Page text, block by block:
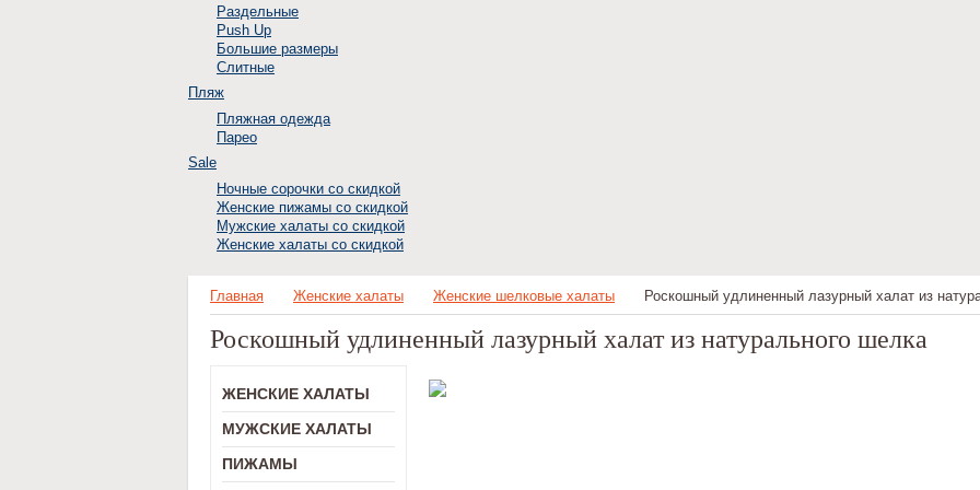
Раздельные
Push Up
Большие размеры
Слитные
Пляж
Пляжная одежда
Парео
Sale
Ночные сорочки со скидкой
Женские пижамы со скидкой
Мужские халаты со скидкой
Женские халаты со скидкой
Главная Женские халаты Женские шелковые халаты Роскошный удлиненный лазурный халат из
Роскошный удлиненный лазурный халат из натурального шелка
ЖЕНСКИЕ ХАЛАТЫ
МУЖСКИЕ ХАЛАТЫ
ПИЖАМЫ